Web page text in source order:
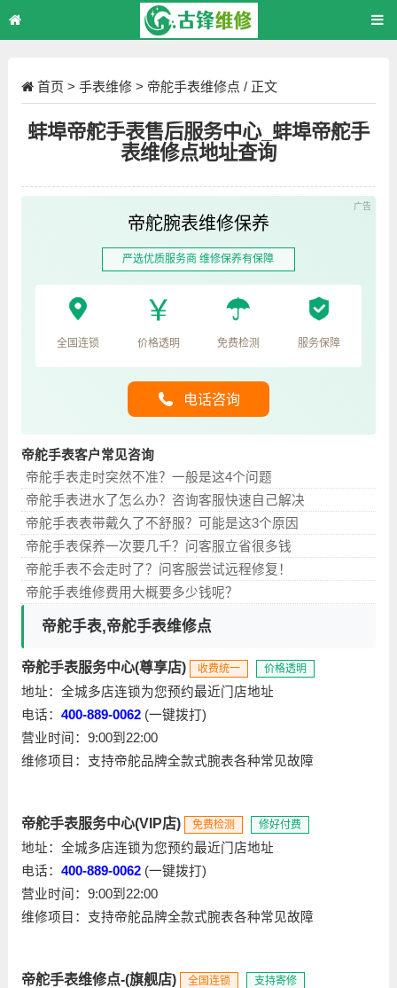
首页 > 手表维修> 帝舵手表维修点 / 正文
蚌埠帝舵手表售后服务中心_蚌埠帝舵手
表维修点地址查询
帝舵腕表维修保养
严选优质服务商 维修保养有保障
全国连锁 价格透明 免费检测 服务保障
电话咨询
帝舵手表客户常见咨询
帝舵手表走时突然不准？一般是这4个问题
帝舵手表进水了怎么办？咨询客服快速自己解决
帝舵手表表带戴久了不舒服？可能是这3个原因
帝舵手表保养一次要几千？问客服立省很多钱
帝舵手表不会走时了？问客服尝试远程修复！
帝舵手表维修费用大概要多少钱呢？
帝舵手表,帝舵手表维修点
帝舵手表服务中心(尊享店) 收费统一 价格透明
地址：全城多店连锁为您预约最近门店地址
电话： 400-889-0062(一键拨打)
营业时间：9:00到22:00
维修项目：支持帝舵品牌全款式腕表各种常见故障
帝舵手表服务中心(VIP店) 免费检测 修好付费
地址：全城多店连锁为您预约最近门店地址
电话： 400-889-0062(一键拨打)
营业时间：9:00到22:00
维修项目：支持帝舵品牌全款式腕表各种常见故障
帝舵手表维修点-(旗舰店) 全国连锁 支持寄修